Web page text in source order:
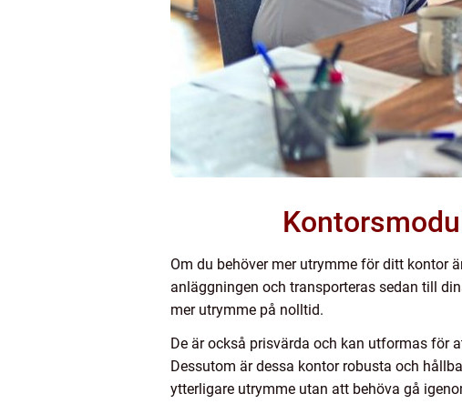
Om du behöver mer utrymme för ditt kontor
anläggningen och transporteras sedan till
mer utrymme på nolltid.
De är också prisvärda och kan utformas för
Dessutom är dessa kontor robusta och
ytterligare utrymme utan att behöva gå